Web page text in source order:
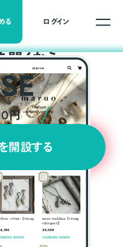
る ログイン
開くなら
円
開設する
理由